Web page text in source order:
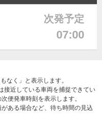
次発予定
07:00
なく」と表示します。
接近している車両を捕捉できてい
便発車時刻を表示します。
ある場合など、待ち時間の見込